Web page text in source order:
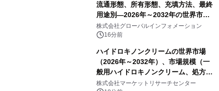
流通形態、所有形態、充填方法、最終
用途別―2026年～2032年の世界市場
予測
株式会社グローバルインフォメーション
16分前
ハイドロキノンクリームの世界市場
（2026年～2032年）、市場規模（一
般用ハイドロキノンクリーム、処方用
ハイドロキノンクリーム）・分析レポ
株式会社マーケットリサーチセンター